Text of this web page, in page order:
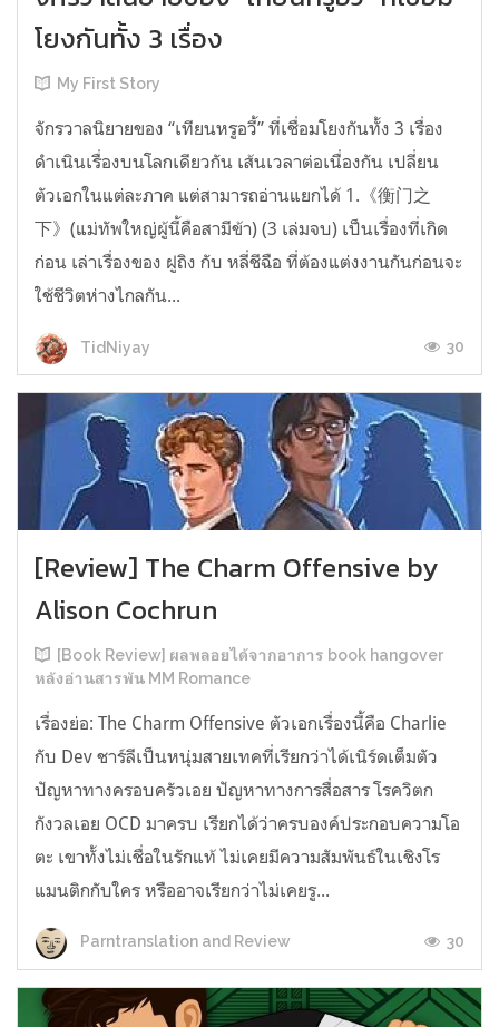
โยงกันทั้ง 3 เรื่อง
My First Story
จักรวาลนิยายของ “เทียนหรูอวี้” ที่เชื่อมโยงกันทั้ง 3 เรื่อง
ดำเนินเรื่องบนโลกเดียวกัน เส้นเวลาต่อเนื่องกัน เปลี่ยน
ตัวเอกในแต่ละภาค แต่สามารถอ่านแยกได้ 1.《衡门之
下》(แม่ทัพใหญ่ผู้นี้คือสามีข้า) (3 เล่มจบ) เป็นเรื่องที่เกิด
ก่อน เล่าเรื่องของ ฝูถิง กับ หลี่ชีฉือ ที่ต้องแต่งงานกันก่อนจะ
ใช้ชีวิตห่างไกลกัน...
TidNiyay 30
[Review] The Charm Offensive by
Alison Cochrun
[Book Review] ผลพลอยได้จากอาการ book hangover
หลังอ่านสารพัน MM Romance
เรื่องย่อ: The Charm Offensive ตัวเอกเรื่องนี้คือ Charlie
กับ Dev ชาร์ลีเป็นหนุ่มสายเทคที่เรียกว่าได้เนิร์ดเต็มตัว
ปัญหาทางครอบครัวเอย ปัญหาทางการสื่อสาร โรควิตก
กังวลเอย OCD มาครบ เรียกได้ว่าครบองค์ประกอบความโอ
ตะ เขาทั้งไม่เชื่อในรักแท้ ไม่เคยมีความสัมพันธ์ในเชิงโร
แมนติกกับใคร หรืออาจเรียกว่าไม่เคยรู...
Parntranslation and Review 30